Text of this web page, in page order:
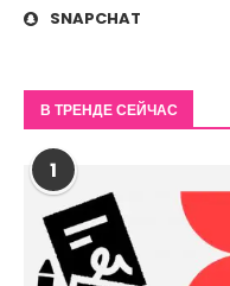
SNAPCHAT
В ТРЕНДЕ СЕЙЧАС
1